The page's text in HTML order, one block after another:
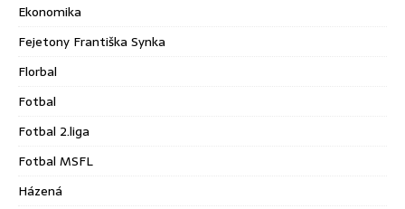
Ekonomika
Fejetony Františka Synka
Florbal
Fotbal
Fotbal 2.liga
Fotbal MSFL
Házená